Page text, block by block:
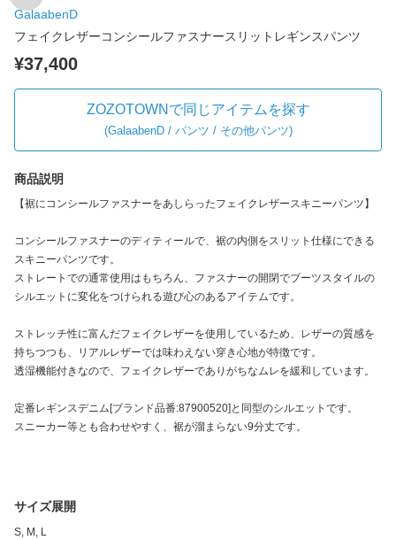
GalaabenD
フェイクレザーコンシールファスナースリットレギンスパンツ
¥37,400
ZOZOTOWNで同じアイテムを探す
(GalaabenD / パンツ / その他パンツ)
商品説明
【裾にコンシールファスナーをあしらったフェイクレザースキニーパンツ】
コンシールファスナーのディティールで、裾の内側をスリット仕様にできる
スキニーパンツです。
ストレートでの通常使用はもちろん、ファスナーの開閉でブーツスタイルの
シルエットに変化をつけられる遊び心のあるアイテムです。
ストレッチ性に富んだフェイクレザーを使用しているため、レザーの質感を
持ちつつも、リアルレザーでは味わえない穿き心地が特徴です。
透湿機能付きなので、フェイクレザーでありがちなムレを緩和しています。
定番レギンスデニム[ブランド品番:87900520]と同型のシルエットです。
スニーカー等とも合わせやすく、裾が溜まらない9分丈です。
サイズ展開
S, M, L